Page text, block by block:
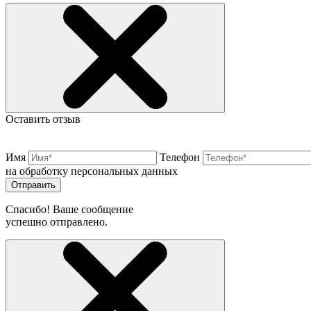
Оставить отзыв
Имя Телефон
на обработку персональных данных
Отправить
Спасибо! Ваше сообщение
успешно отправлено.